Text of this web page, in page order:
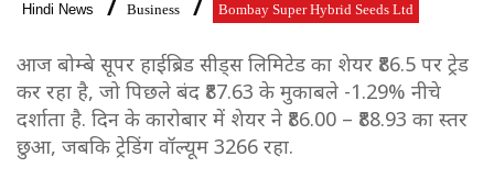
Hindi News Business Bombay Super Hybrid Seeds Ltd
आज बोम्बे सूपर हाईब्रिड सीड्स लिमिटेड का शेयर ₹86.5 पर ट्रेड
कर रहा है, जो पिछले बंद ₹87.63 के मुकाबले -1.29% नीचे
दर्शाता है. दिन के कारोबार में शेयर ने ₹86.00 – ₹88.93 का स्तर
छुआ, जबकि ट्रेडिंग वॉल्यूम 3266 रहा.